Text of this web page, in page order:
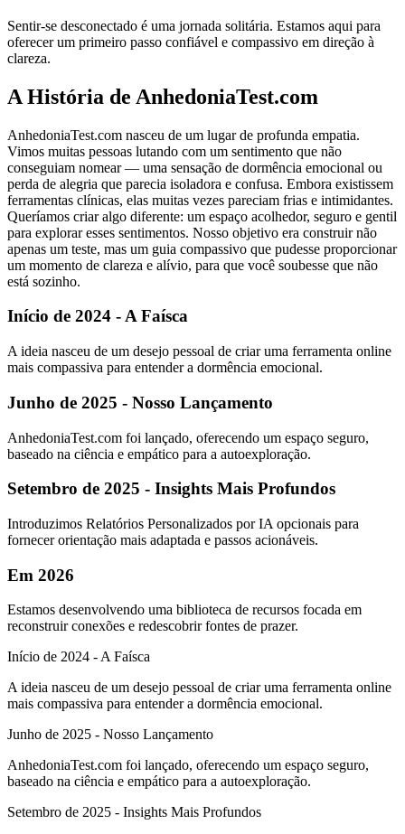
Sentir-se desconectado é uma jornada solitária. Estamos aqui para
oferecer um primeiro passo confiável e compassivo em direção à
clareza.
A História de AnhedoniaTest.com
AnhedoniaTest.com nasceu de um lugar de profunda empatia.
Vimos muitas pessoas lutando com um sentimento que não
conseguiam nomear — uma sensação de dormência emocional ou
perda de alegria que parecia isoladora e confusa. Embora existissem
ferramentas clínicas, elas muitas vezes pareciam frias e intimidantes.
Queríamos criar algo diferente: um espaço acolhedor, seguro e gentil
para explorar esses sentimentos. Nosso objetivo era construir não
apenas um teste, mas um guia compassivo que pudesse proporcionar
um momento de clareza e alívio, para que você soubesse que não
está sozinho.
Início de 2024 - A Faísca
A ideia nasceu de um desejo pessoal de criar uma ferramenta online
mais compassiva para entender a dormência emocional.
Junho de 2025 - Nosso Lançamento
AnhedoniaTest.com foi lançado, oferecendo um espaço seguro,
baseado na ciência e empático para a autoexploração.
Setembro de 2025 - Insights Mais Profundos
Introduzimos Relatórios Personalizados por IA opcionais para
fornecer orientação mais adaptada e passos acionáveis.
Em 2026
Estamos desenvolvendo uma biblioteca de recursos focada em
reconstruir conexões e redescobrir fontes de prazer.
Início de 2024 - A Faísca
A ideia nasceu de um desejo pessoal de criar uma ferramenta online
mais compassiva para entender a dormência emocional.
Junho de 2025 - Nosso Lançamento
AnhedoniaTest.com foi lançado, oferecendo um espaço seguro,
baseado na ciência e empático para a autoexploração.
Setembro de 2025 - Insights Mais Profundos